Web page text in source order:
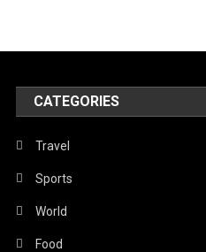
CATEGORIES
Travel
Sports
World
Food